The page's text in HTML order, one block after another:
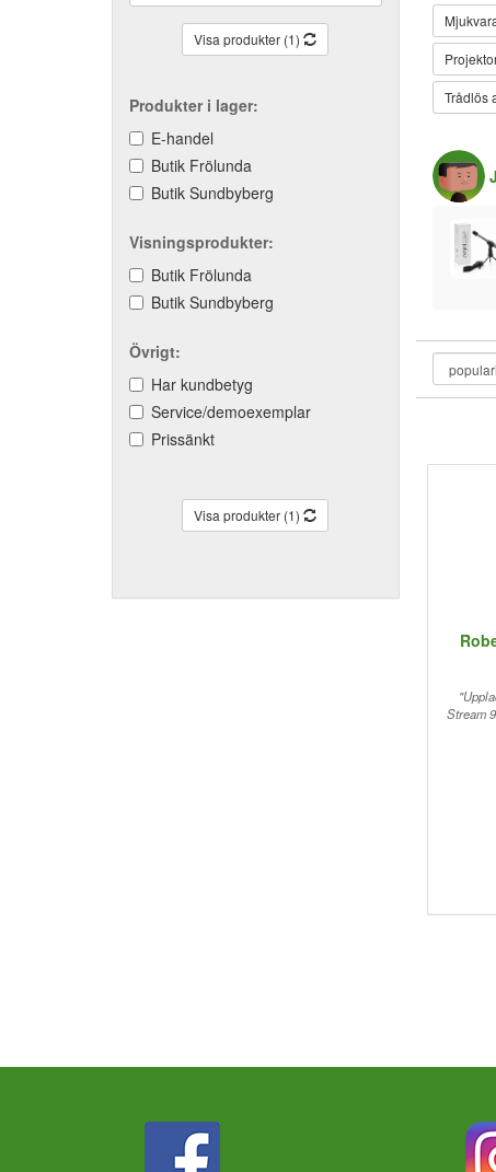
Visa produkter (1)
Produkter i lager:
E-handel
Butik Frölunda
Butik Sundbyberg
Visningsprodukter:
Butik Frölunda
Butik Sundbyberg
Övrigt:
Har kundbetyg
Service/demoexemplar
Prissänkt
Visa produkter (1)
Trådlös
Stream